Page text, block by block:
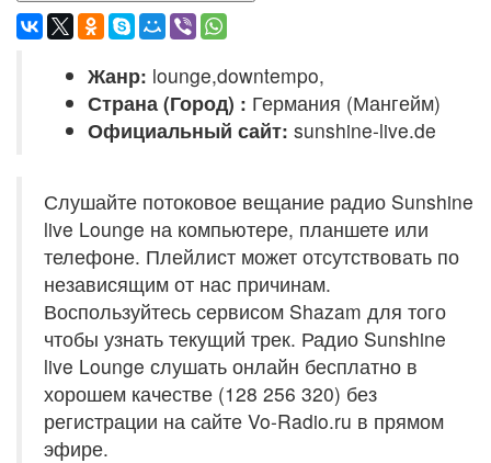
Жанр: lounge,downtempo,
Страна (Город) : Германия (Мангейм)
Официальный сайт: sunshine-live.de
Слушайте потоковое вещание радио Sunshine
live Lounge на компьютере, планшете или
телефоне. Плейлист может отсутствовать по
независящим от нас причинам.
Воспользуйтесь сервисом Shazam для того
чтобы узнать текущий трек. Радио Sunshine
live Lounge слушать онлайн бесплатно в
хорошем качестве (128 256 320) без
регистрации на сайте Vo-Radio.ru в прямом
эфире.